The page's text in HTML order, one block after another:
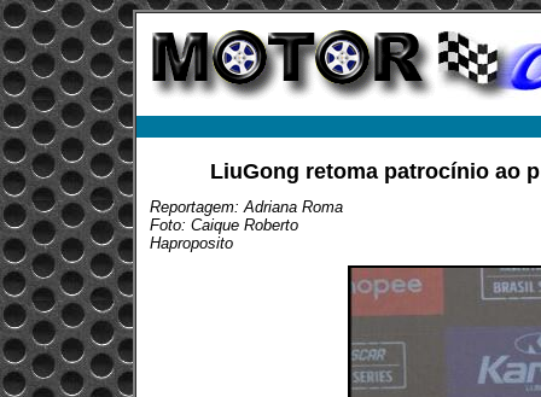
LiuGong retoma patrocínio ao
Reportagem: Adriana Roma
Foto: Caique Roberto
Haproposito